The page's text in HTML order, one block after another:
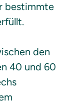
bestimmte
den
40 und 60